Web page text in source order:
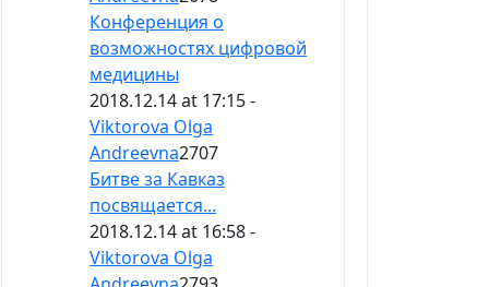
Конференция о
возможностях цифровой
медицины
2018.12.14 at 17:15 -
Viktorova Olga
Andreevna2707
Битве за Кавказ
посвящается...
2018.12.14 at 16:58 -
Viktorova Olga